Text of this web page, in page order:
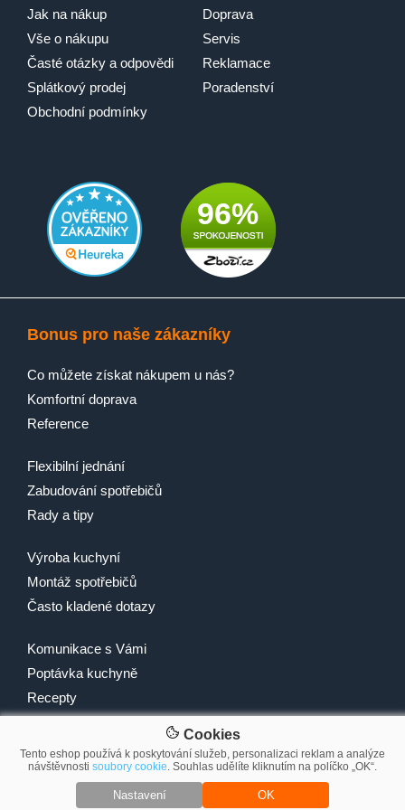
Cookies
Tento eshop používá k poskytování služeb, personalizaci reklam a analýze
návštěvnosti soubory cookie. Souhlas udělíte kliknutím na políčko „OK“.
Nastavení OK
Dlouhá životnost a skvělé osvětlení – s
LEDlights budete mít při vaření jasno
osvětlení LEDlights spotřebovává mnohem méně
vynikající světelné podmínky. Budete díky němu
vařit rychleji a s větší jistotou.
Jak na nákup
Vše o nákupu
Časté otázky a odpovědi
Splátkový prodej
Obchodní podmínky
Doprava
Servis
Reklamace
Poradenství
96%
Bonus pro naše zákazníky
Co můžete získat nákupem u nás?
Komfortní doprava
Reference
Flexibilní jednání
Zabudování spotřebičů
Rady a tipy
Výroba kuchyní
Montáž spotřebičů
Často kladené dotazy
Komunikace s Vámi
Poptávka kuchyně
Recepty
© 2007-2026 2Traders CZ s.r.o.